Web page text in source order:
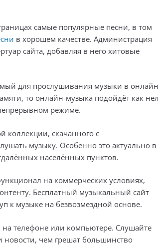
самые популярные песни, в том
в хорошем качестве. Администрация
сайта, добавляя в него хитовые
для прослушивания музыки в
то онлайн-музыка подойдёт как
режиме.
коллекции, скачанного с
музыку. Особенно это актуально в
населённых пунктов.
на коммерческих условиях,
Бесплатный музыкальный сайт
к музыке на безвозмездной основе.
телефоне или компьютере. Слушайте
новости, чем грешат большинство